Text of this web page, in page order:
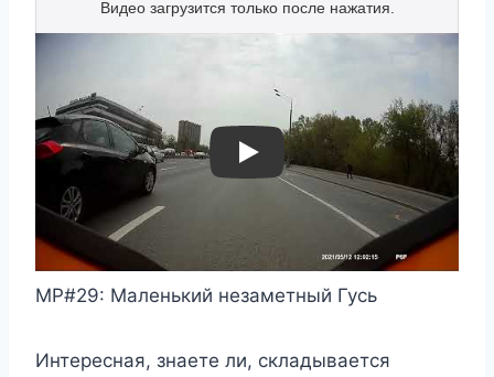
Play
МР#29: Маленький незаметный Гусь
Интересная, знаете ли, складывается